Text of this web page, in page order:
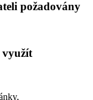
požadovány
využít